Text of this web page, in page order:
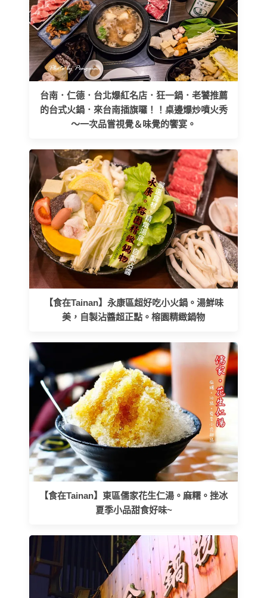
台南．仁德．台北爆紅名店．狂一鍋．老饕推薦
的台式火鍋．來台南插旗囉！！桌邊爆炒噴火秀
～一次品嘗視覺＆味覺的饗宴。
【食在Tainan】永康區超好吃小火鍋。湯鮮味
美，自製沾醬超正點。榕園精緻鍋物
【食在Tainan】東區儒家花生仁湯。麻糬。挫冰
夏季小品甜食好味~